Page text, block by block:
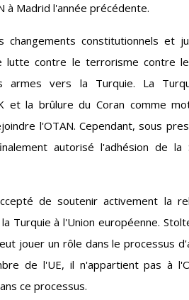
à Madrid l'année précédente.
constitutionnels et
lutte contre le terrorisme contre
armes vers la Turquie. La
et la brûlure du Coran comme
l'OTAN. Cependant, sous
autorisé l'adhésion de la
de soutenir activement la
Turquie à l'Union européenne.
jouer un rôle dans le processus
de l'UE, il n'appartient pas à
ce processus.